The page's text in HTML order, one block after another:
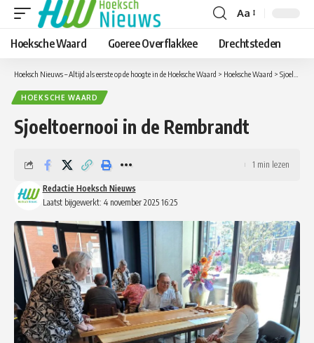
Lettergrootte
aanpassen
Aa
Hoeksche Waard Goeree Overflakkee Drechtsteden
Hoeksch Nieuws – Altijd als eerste op de hoogte in de Hoeksche Waard > Hoeksche Waard > Sjoeltoernooi in de Rembrandt
HOEKSCHE WAARD
Sjoeltoernooi in de Rembrandt
Laatst bijgewerkt: 4 november 2025 16:25
Redactie Hoeksch Nieuws
1 min lezen